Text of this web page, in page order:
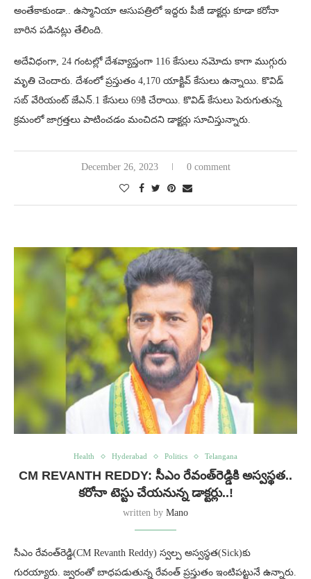
అంతేకాకుండా.. ఉస్మానియా ఆసుపత్రిలో ఇద్దరు పీజీ డాక్టర్లు కూడా కరోనా
బారిన పడినట్లు తేలింది.
అదేవిధంగా, 24 గంటల్లో దేశవ్యాప్తంగా 116 కేసులు నమోదు కాగా ముగ్గురు
మృతి చెందారు. దేశంలో ప్రస్తుతం 4,170 యాక్టివ్ కేసులు ఉన్నాయి. కొవిడ్
స‌బ్ వేరియంట్ జేఎన్.1 కేసులు 69కి చేరాయి. కొవిడ్ కేసులు పెరుగుతున్న
క్రమంలో జాగ్రత్తలు పాటించడం మంచిదని డాక్టర్లు సూచిస్తున్నారు.
December 26, 2023 0 comment
Health Hyderabad Politics Telangana
CM REVANTH REDDY: సీఎం రేవంత్‌రెడ్డికి అస్వస్థత..
కరోనా టెస్టు చేయనున్న డాక్టర్లు..!
written by Mano
సీఎం రేవంత్‌రెడ్డి(CM Revanth Reddy) స్వల్ప అస్వస్థత(Sick)కు
గురయ్యారు. జ్వరంతో బాధపడుతున్న రేవంత్ ప్రస్తుతం ఇంటిపట్టునే ఉన్నారు.